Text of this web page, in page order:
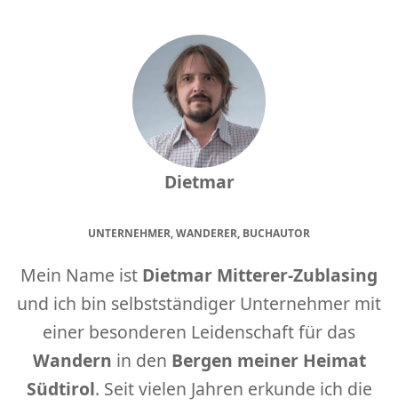
Dietmar
UNTERNEHMER, WANDERER, BUCHAUTOR
Mein Name ist Dietmar Mitterer-Zublasing
und ich bin selbstständiger Unternehmer mit
einer besonderen Leidenschaft für das
Wandern in den Bergen meiner Heimat
Südtirol. Seit vielen Jahren erkunde ich die